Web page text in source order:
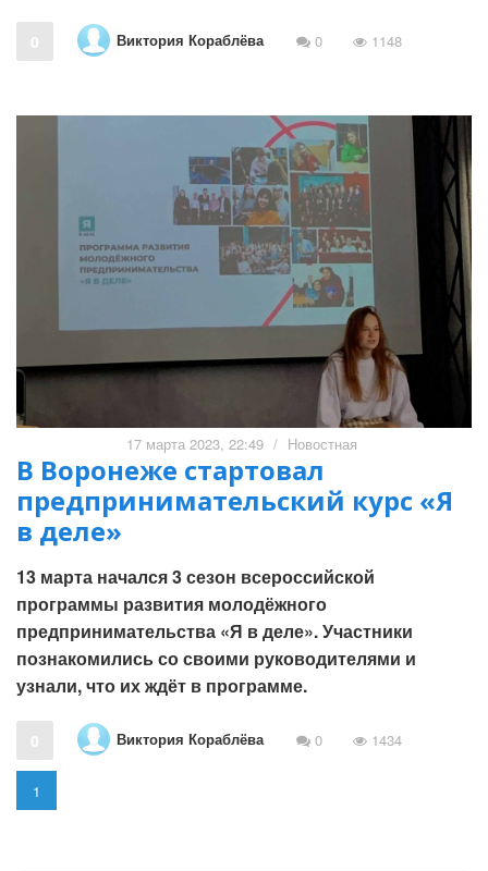
0 Виктория Кораблёва 0 1148
17 марта 2023, 22:49 / Новостная
В Воронеже стартовал
предпринимательский курс «Я
в деле»
13 марта начался 3 сезон всероссийской
программы развития молодёжного
предпринимательства «Я в деле». Участники
познакомились со своими руководителями и
узнали, что их ждёт в программе.
0 Виктория Кораблёва 0 1434
1